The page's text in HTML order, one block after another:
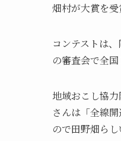
畑村が大賞を受
コンテストは
の審査会で全
地域おこし協
さんは「全線
ので田野畑ら